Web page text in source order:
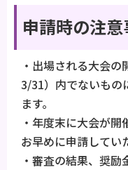
申請時の注
・出場される大会
3/31）内でないもの
ます。
・年度末に大会が
お早めに申請してい
・審査の結果、奨